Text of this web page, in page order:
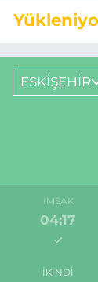
ESKİŞEHİR
İMSAK
04:17
İKINDI